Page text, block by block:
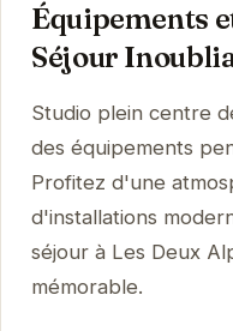
Équipements
Séjour
Studio plein centre
des équipements
Profitez d'une
d'installations
séjour à Les Deux
mémorable.